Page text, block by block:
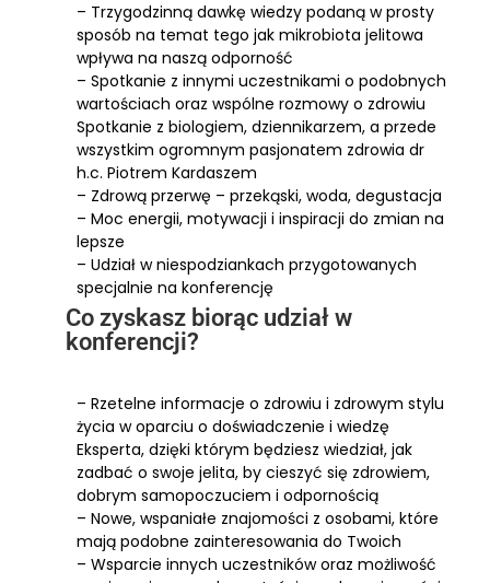
– Trzygodzinną dawkę wiedzy podaną w prosty
sposób na temat tego jak mikrobiota jelitowa
wpływa na naszą odporność
– Spotkanie z innymi uczestnikami o podobnych
wartościach oraz wspólne rozmowy o zdrowiu
Spotkanie z biologiem, dziennikarzem, a przede
wszystkim ogromnym pasjonatem zdrowia dr
h.c. Piotrem Kardaszem
– Zdrową przerwę – przekąski, woda, degustacja
– Moc energii, motywacji i inspiracji do zmian na
lepsze
– Udział w niespodziankach przygotowanych
specjalnie na konferencję
Co zyskasz biorąc udział w
konferencji?
– Rzetelne informacje o zdrowiu i zdrowym stylu
życia w oparciu o doświadczenie i wiedzę
Eksperta, dzięki którym będziesz wiedział, jak
zadbać o swoje jelita, by cieszyć się zdrowiem,
dobrym samopoczuciem i odpornością
– Nowe, wspaniałe znajomości z osobami, które
mają podobne zainteresowania do Twoich
– Wsparcie innych uczestników oraz możliwość